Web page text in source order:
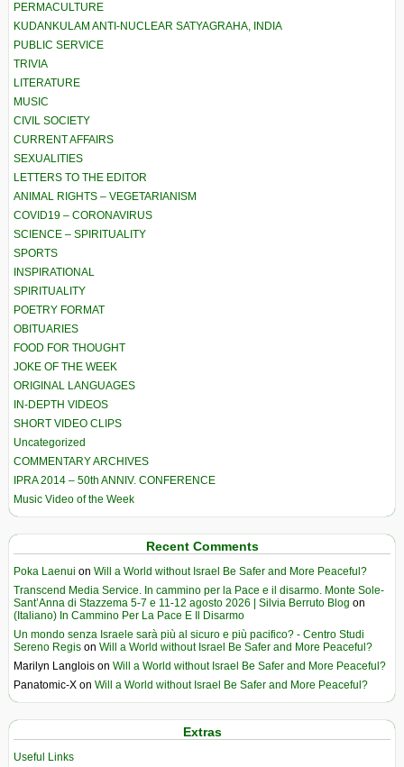
PERMACULTURE
KUDANKULAM ANTI-NUCLEAR SATYAGRAHA, INDIA
PUBLIC SERVICE
TRIVIA
LITERATURE
MUSIC
CIVIL SOCIETY
CURRENT AFFAIRS
SEXUALITIES
LETTERS TO THE EDITOR
ANIMAL RIGHTS – VEGETARIANISM
COVID19 – CORONAVIRUS
SCIENCE – SPIRITUALITY
SPORTS
INSPIRATIONAL
SPIRITUALITY
POETRY FORMAT
OBITUARIES
FOOD FOR THOUGHT
JOKE OF THE WEEK
ORIGINAL LANGUAGES
IN-DEPTH VIDEOS
SHORT VIDEO CLIPS
Uncategorized
COMMENTARY ARCHIVES
IPRA 2014 – 50th ANNIV. CONFERENCE
Music Video of the Week
Recent Comments
Poka Laenui on Will a World without Israel Be Safer and More Peaceful?
Transcend Media Service. In cammino per la Pace e il disarmo. Monte Sole-
Sant’Anna di Stazzema 5-7 e 11-12 agosto 2026 | Silvia Berruto Blog on
(Italiano) In Cammino Per La Pace E Il Disarmo
Un mondo senza Israele sarà più al sicuro e più pacifico? - Centro Studi
Sereno Regis on Will a World without Israel Be Safer and More Peaceful?
Marilyn Langlois on Will a World without Israel Be Safer and More Peaceful?
Panatomic-X on Will a World without Israel Be Safer and More Peaceful?
Extras
Useful Links